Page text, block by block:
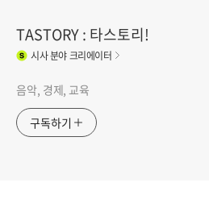
TASTORY : 타스토리!
시사분야 크리에이터
음악, 경제, 교육
구독하기